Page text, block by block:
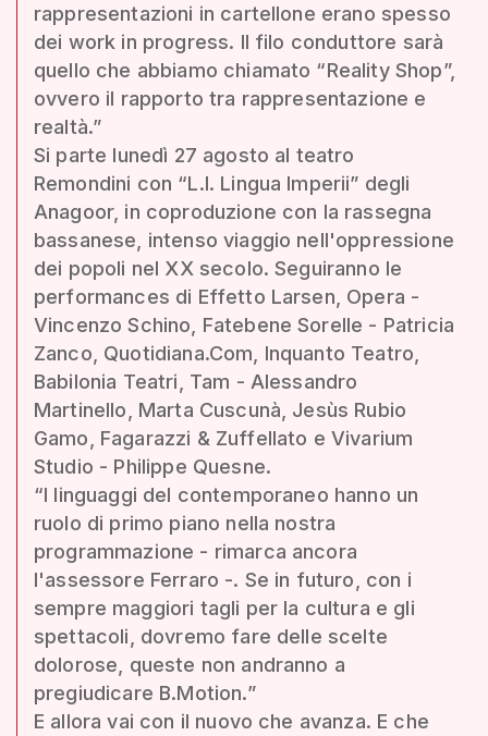
rappresentazioni in cartellone erano spesso
dei work in progress. Il filo conduttore sarà
quello che abbiamo chiamato “Reality Shop”,
ovvero il rapporto tra rappresentazione e
realtà.”
Si parte lunedì 27 agosto al teatro
Remondini con “L.I. Lingua Imperii” degli
Anagoor, in coproduzione con la rassegna
bassanese, intenso viaggio nell'oppressione
dei popoli nel XX secolo. Seguiranno le
performances di Effetto Larsen, Opera -
Vincenzo Schino, Fatebene Sorelle - Patricia
Zanco, Quotidiana.Com, Inquanto Teatro,
Babilonia Teatri, Tam - Alessandro
Martinello, Marta Cuscunà, Jesùs Rubio
Gamo, Fagarazzi & Zuffellato e Vivarium
Studio - Philippe Quesne.
“I linguaggi del contemporaneo hanno un
ruolo di primo piano nella nostra
programmazione - rimarca ancora
l'assessore Ferraro -. Se in futuro, con i
sempre maggiori tagli per la cultura e gli
spettacoli, dovremo fare delle scelte
dolorose, queste non andranno a
pregiudicare B.Motion.”
E allora vai con il nuovo che avanza. E che